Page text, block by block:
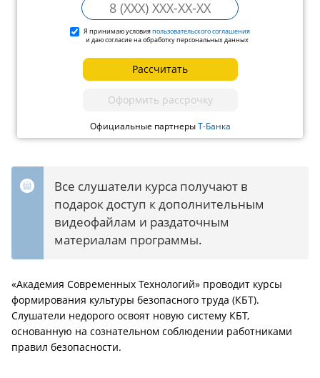
Я принимаю условияпользовательского соглашения
и даю согласие на обработку персональных данных
Рассчитать
Оформить рассрочку
Официальные партнерыТ-Банка
Все слушатели курса получают в
подарок доступ к дополнительным
видеофайлам и раздаточным
материалам программы.
«Академия Современных Технологий» проводит курсы
формирования культуры безопасного труда (КБТ).
Слушатели недорого освоят новую систему КБТ,
основанную на сознательном соблюдении работниками
правил безопасности.